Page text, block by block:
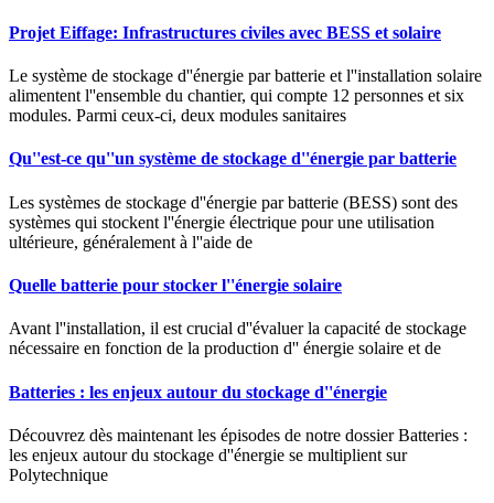
Projet Eiffage: Infrastructures civiles avec BESS et solaire
Le système de stockage d''énergie par batterie et l''installation solaire
alimentent l''ensemble du chantier, qui compte 12 personnes et six
modules. Parmi ceux-ci, deux modules sanitaires
Qu''est-ce qu''un système de stockage d''énergie par batterie
Les systèmes de stockage d''énergie par batterie (BESS) sont des
systèmes qui stockent l''énergie électrique pour une utilisation
ultérieure, généralement à l''aide de
Quelle batterie pour stocker l''énergie solaire
Avant l''installation, il est crucial d''évaluer la capacité de stockage
nécessaire en fonction de la production d'' énergie solaire et de
Batteries : les enjeux autour du stockage d''énergie
Découvrez dès maintenant les épisodes de notre dossier Batteries :
les enjeux autour du stockage d''énergie se multiplient sur
Polytechnique